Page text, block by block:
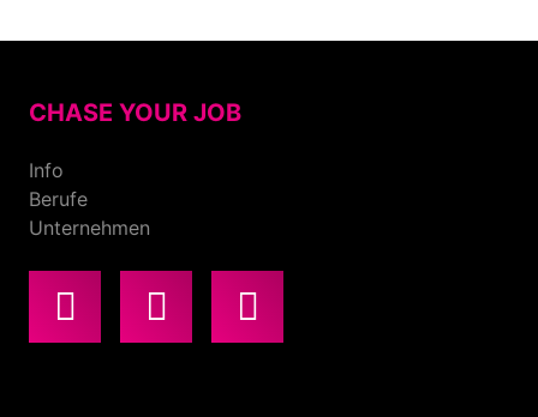
CHASE YOUR JOB
Info
Berufe
Unternehmen